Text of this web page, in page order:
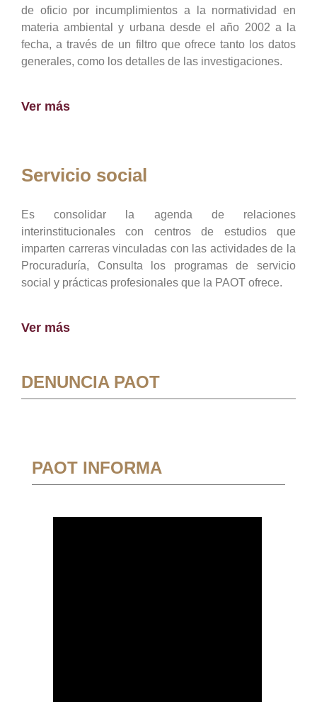
de oficio por incumplimientos a la normatividad en
materia ambiental y urbana desde el año 2002 a la
fecha, a través de un filtro que ofrece tanto los datos
generales, como los detalles de las investigaciones.
Ver más
Servicio social
Es consolidar la agenda de relaciones
interinstitucionales con centros de estudios que
imparten carreras vinculadas con las actividades de la
Procuraduría, Consulta los programas de servicio
social y prácticas profesionales que la PAOT ofrece.
Ver más
DENUNCIA PAOT
PAOT INFORMA